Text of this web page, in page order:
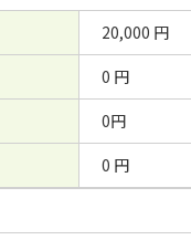
20,000 円
0 円
0円
0 円